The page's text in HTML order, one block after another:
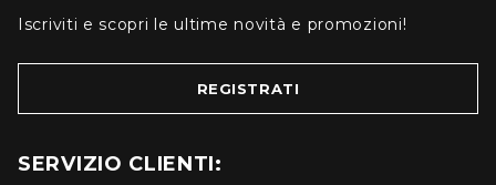
Iscriviti e scopri le ultime novità e promozioni!
REGISTRATI
SERVIZIO CLIENTI: